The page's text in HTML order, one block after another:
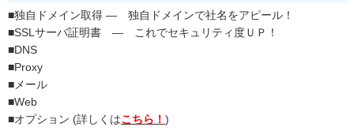
■独自ドメイン取得 ― 独自ドメインで社名をアピール！
■SSLサーバ証明書 ― これでセキュリティ度ＵＰ！
■DNS
■Proxy
■メール
■Web
■オプション (詳しくはこちら！ )